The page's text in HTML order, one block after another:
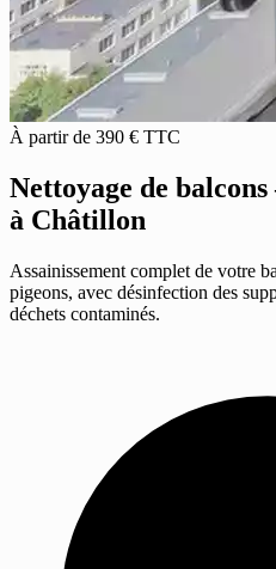
À partir de 390 € TTC
Nettoyage de
à Châtillon
Assainissement complet de votre
pigeons, avec désinfection des
déchets contaminés.